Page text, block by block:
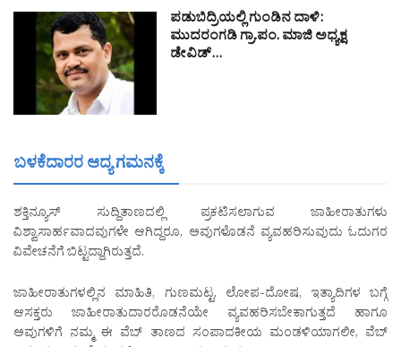
ಪಡುಬಿದ್ರಿಯಲ್ಲಿ ಗುಂಡಿನ ದಾಳಿ:
ಮುದರಂಗಡಿ ಗ್ರಾ.ಪಂ. ಮಾಜಿ ಅಧ್ಯಕ್ಷ
ಡೇವಿಡ್…
ಬಳಕೆದಾರರ ಆದ್ಯ ಗಮನಕ್ಕೆ
ಶಕ್ತಿನ್ಯೂಸ್ ಸುದ್ದಿತಾಣದಲ್ಲಿ ಪ್ರಕಟಿಸಲಾಗುವ ಜಾಹೀರಾತುಗಳು
ವಿಶ್ವಾಸಾರ್ಹವಾದವುಗಳೇ ಆಗಿದ್ದರೂ, ಅವುಗಳೊಡನೆ ವ್ಯವಹರಿಸುವುದು ಓದುಗರ
ವಿವೇಚನೆಗೆ ಬಿಟ್ಟದ್ದಾಗಿರುತ್ತದೆ.
ಜಾಹೀರಾತುಗಳಲ್ಲಿನ ಮಾಹಿತಿ, ಗುಣಮಟ್ಟ, ಲೋಪ-ದೋಷ, ಇತ್ಯಾದಿಗಳ ಬಗ್ಗೆ
ಆಸಕ್ತರು ಜಾಹೀರಾತುದಾರರೊಡನೆಯೇ ವ್ಯವಹರಿಸಬೇಕಾಗುತ್ತದೆ ಹಾಗೂ
ಅವುಗಳಿಗೆ ನಮ್ಮ ಈ ವೆಬ್ ತಾಣದ ಸಂಪಾದಕೀಯ ಮಂಡಳಿಯಾಗಲೀ, ವೆಬ್